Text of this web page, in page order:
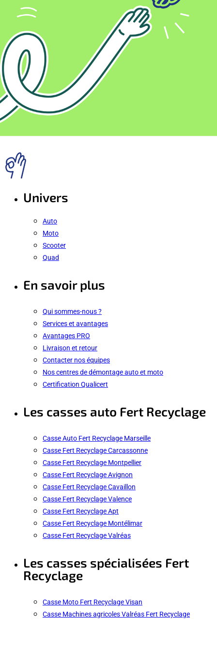
Univers
Auto
Moto
Scooter
Quad
En savoir plus
Qui sommes-nous ?
Services et avantages
Avantages PRO
Livraison et retour
Contacter nos équipes
Nos centres de démontage auto et moto
Certification Qualicert
Les casses auto Fert Recyclage
Casse Auto Fert Recyclage Marseille
Casse Fert Recyclage Carcassonne
Casse Fert Recyclage Montpellier
Casse Fert Recyclage Avignon
Casse Fert Recyclage Cavaillon
Casse Fert Recyclage Valence
Casse Fert Recyclage Apt
Casse Fert Recyclage Montélimar
Casse Fert Recyclage Valréas
Les casses spécialisées Fert
Recyclage
Casse Moto Fert Recyclage Visan
Casse Machines agricoles Valréas Fert Recyclage